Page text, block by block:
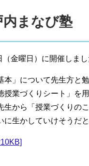
まなび塾
金曜日）に開催しまし
」について先生方と
業づくりシート」を
から「授業づくりの
生かしていけそうだ